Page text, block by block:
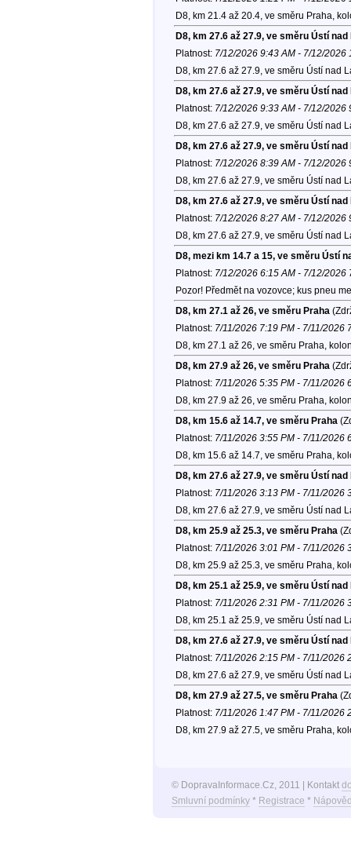
D8, km 21.4 až 20.4, ve směru Praha,
D8, km 27.6 až 27.9, ve směru Ústí nad
Platnost: 7/12/2026 9:43 AM - 7/12/2026
D8, km 27.6 až 27.9, ve směru Ústí nad
D8, km 27.6 až 27.9, ve směru Ústí nad
Platnost: 7/12/2026 9:33 AM - 7/12/2026
D8, km 27.6 až 27.9, ve směru Ústí nad
D8, km 27.6 až 27.9, ve směru Ústí nad
Platnost: 7/12/2026 8:39 AM - 7/12/2026
D8, km 27.6 až 27.9, ve směru Ústí nad
D8, km 27.6 až 27.9, ve směru Ústí nad
Platnost: 7/12/2026 8:27 AM - 7/12/2026
D8, km 27.6 až 27.9, ve směru Ústí nad
D8, mezi km 14.7 a 15, ve směru Ústí
Platnost: 7/12/2026 6:15 AM - 7/12/2026
Pozor! Předmět na vozovce; kus pneu
D8, km 27.1 až 26, ve směru Praha
Platnost: 7/11/2026 7:19 PM - 7/11/2026
D8, km 27.1 až 26, ve směru Praha,
D8, km 27.9 až 26, ve směru Praha
Platnost: 7/11/2026 5:35 PM - 7/11/2026
D8, km 27.9 až 26, ve směru Praha,
D8, km 15.6 až 14.7, ve směru Praha
Platnost: 7/11/2026 3:55 PM - 7/11/2026
D8, km 15.6 až 14.7, ve směru Praha,
D8, km 27.6 až 27.9, ve směru Ústí nad
Platnost: 7/11/2026 3:13 PM - 7/11/2026
D8, km 27.6 až 27.9, ve směru Ústí nad
D8, km 25.9 až 25.3, ve směru Praha
Platnost: 7/11/2026 3:01 PM - 7/11/2026
D8, km 25.9 až 25.3, ve směru Praha,
D8, km 25.1 až 25.9, ve směru Ústí nad
Platnost: 7/11/2026 2:31 PM - 7/11/2026
D8, km 25.1 až 25.9, ve směru Ústí nad
D8, km 27.6 až 27.9, ve směru Ústí nad
Platnost: 7/11/2026 2:15 PM - 7/11/2026
D8, km 27.6 až 27.9, ve směru Ústí nad
D8, km 27.9 až 27.5, ve směru Praha
Platnost: 7/11/2026 1:47 PM - 7/11/2026
D8, km 27.9 až 27.5, ve směru Praha,
© DopravaInformace.Cz, 2011 | Kontakt
Smluvní podmínky* Registrace *